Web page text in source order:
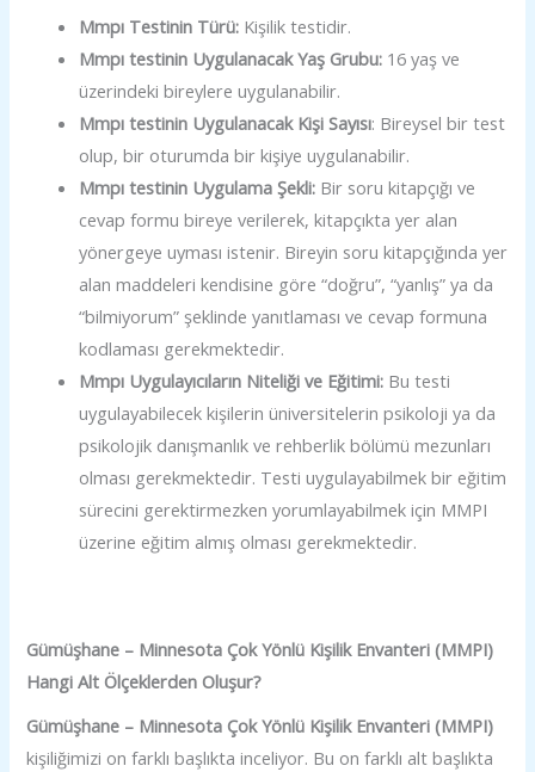
Mmpı Testinin Türü: Kişilik testidir.
Mmpı testinin Uygulanacak Yaş Grubu: 16 yaş ve
üzerindeki bireylere uygulanabilir.
Mmpı testinin Uygulanacak Kişi Sayısı: Bireysel bir test
olup, bir oturumda bir kişiye uygulanabilir.
Mmpı testinin Uygulama Şekli: Bir soru kitapçığı ve
cevap formu bireye verilerek, kitapçıkta yer alan
yönergeye uyması istenir. Bireyin soru kitapçığında yer
alan maddeleri kendisine göre “doğru”, “yanlış” ya da
“bilmiyorum” şeklinde yanıtlaması ve cevap formuna
kodlaması gerekmektedir.
Mmpı Uygulayıcıların Niteliği ve Eğitimi: Bu testi
uygulayabilecek kişilerin üniversitelerin psikoloji ya da
psikolojik danışmanlık ve rehberlik bölümü mezunları
olması gerekmektedir. Testi uygulayabilmek bir eğitim
sürecini gerektirmezken yorumlayabilmek için MMPI
üzerine eğitim almış olması gerekmektedir.
Gümüşhane – Minnesota Çok Yönlü Kişilik Envanteri (MMPI)
Hangi Alt Ölçeklerden Oluşur?
Gümüşhane – Minnesota Çok Yönlü Kişilik Envanteri (MMPI)
kişiliğimizi on farklı başlıkta inceliyor. Bu on farklı alt başlıkta